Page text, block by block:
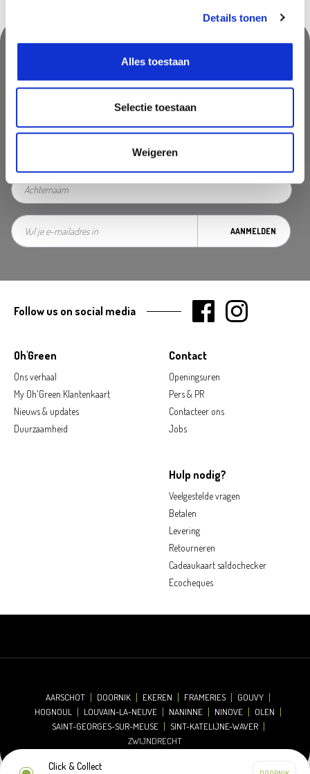
Details tonen
Alles toestaan
Selectie toestaan
Weigeren
Click & Collect
Nooit iets van ons missen?
je nu in voor onze nieuwsbrief
AANMELDEN
Oh'Green
Ons verhaal
My Oh'Green Klantenkaart
Nieuws & updates
Duurzaamheid
Contact
Openingsuren
Pers & PR
Contacteer ons
Jobs
Hulp nodig?
Veelgestelde vragen
Betalen
Levering
Retourneren
Cadeaukaart saldochecker
Ecocheques
Follow us on social media
AARSCHOT DOORNIK EKEREN FRAMERIES
GOUVY
HOGNOUL
LOUVAIN-LA-NEUVE NANINNE NINOVE
OLEN
SAINT-GEORGES-SUR-MEUSE
SINT-KATELIJNE-WAVER
ZWIJNDRECHT